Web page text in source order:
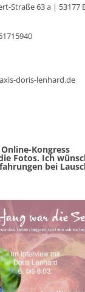
Straße 63 a | 53177
doris-lenhard.de
Kongress
Fotos. Ich
bei